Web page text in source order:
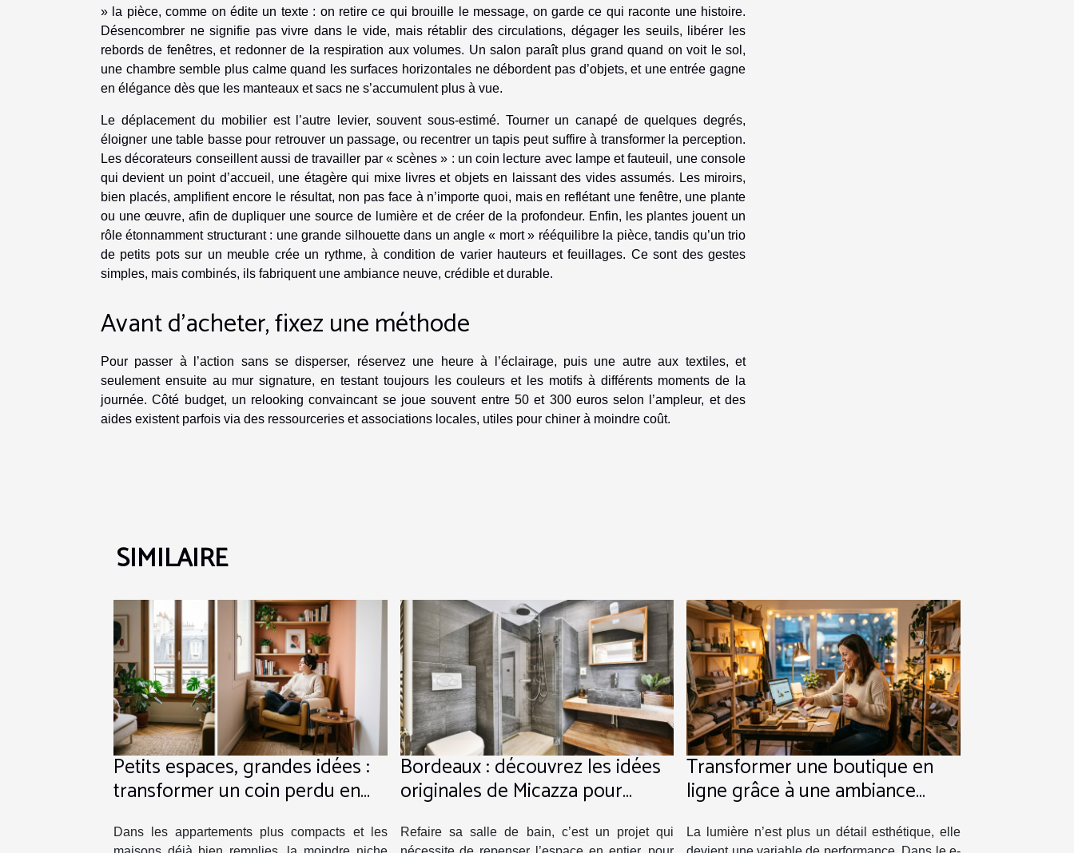
» la pièce, comme on édite un texte : on retire ce qui brouille le message, on garde ce qui raconte une histoire.
Désencombrer ne signifie pas vivre dans le vide, mais rétablir des circulations, dégager les seuils, libérer les
rebords de fenêtres, et redonner de la respiration aux volumes. Un salon paraît plus grand quand on voit le sol,
une chambre semble plus calme quand les surfaces horizontales ne débordent pas d’objets, et une entrée gagne
en élégance dès que les manteaux et sacs ne s’accumulent plus à vue.
Le déplacement du mobilier est l’autre levier, souvent sous-estimé. Tourner un canapé de quelques degrés,
éloigner une table basse pour retrouver un passage, ou recentrer un tapis peut suffire à transformer la perception.
Les décorateurs conseillent aussi de travailler par « scènes » : un coin lecture avec lampe et fauteuil, une console
qui devient un point d’accueil, une étagère qui mixe livres et objets en laissant des vides assumés. Les miroirs,
bien placés, amplifient encore le résultat, non pas face à n’importe quoi, mais en reflétant une fenêtre, une plante
ou une œuvre, afin de dupliquer une source de lumière et de créer de la profondeur. Enfin, les plantes jouent un
rôle étonnamment structurant : une grande silhouette dans un angle « mort » rééquilibre la pièce, tandis qu’un trio
de petits pots sur un meuble crée un rythme, à condition de varier hauteurs et feuillages. Ce sont des gestes
simples, mais combinés, ils fabriquent une ambiance neuve, crédible et durable.
Avant d’acheter, fixez une méthode
Pour passer à l’action sans se disperser, réservez une heure à l’éclairage, puis une autre aux textiles, et
seulement ensuite au mur signature, en testant toujours les couleurs et les motifs à différents moments de la
journée. Côté budget, un relooking convaincant se joue souvent entre 50 et 300 euros selon l’ampleur, et des
aides existent parfois via des ressourceries et associations locales, utiles pour chiner à moindre coût.
SIMILAIRE
Petits espaces, grandes idées :
transformer un coin perdu en
Dans les appartements plus compacts et les
Bordeaux : découvrez les idées
originales de Micazza pour
bains !
Refaire sa salle de bain, c’est un projet qui
Transformer une boutique en
ligne grâce à une ambiance
La lumière n’est plus un détail esthétique, elle